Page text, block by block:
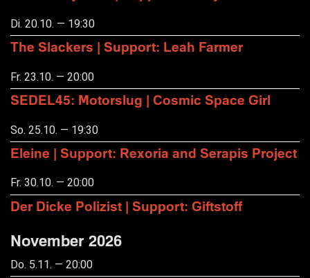
Di. 20.10. — 19:30
The Slackers | Support: Leah Farmer
Fr. 23.10. — 20:00
SEDEL45: Motorslug | Cosmic Space Girl
So. 25.10. — 19:30
Eleine | Support: Rexoria and Serapis Project
Fr. 30.10. — 20:00
Der Dicke Polizist | Support: Giftstoff
November 2026
Do. 5.11. — 20:00